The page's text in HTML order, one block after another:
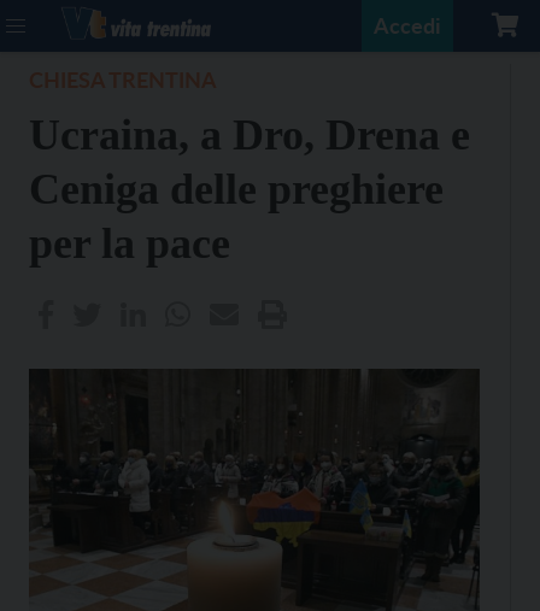
Accedi
Ucraina, a Dro, Drena e
Ceniga delle preghiere
per la pace